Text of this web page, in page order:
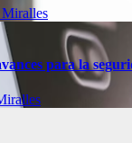
para la